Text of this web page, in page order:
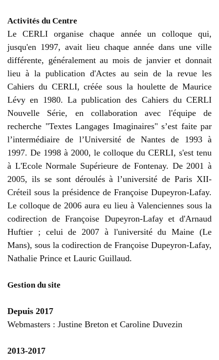
Activités du Centre
Le CERLI organise chaque année un colloque qui,
jusqu'en 1997, avait lieu chaque année dans une ville
différente, généralement au mois de janvier et donnait
lieu à la publication d'Actes au sein de la revue les
Cahiers du CERLI, créée sous la houlette de Maurice
Lévy en 1980. La publication des Cahiers du CERLI
Nouvelle Série, en collaboration avec l'équipe de
recherche "Textes Langages Imaginaires" s’est faite par
l’intermédiaire de l’Université de Nantes de 1993 à
1997. De 1998 à 2000, le colloque du CERLI, s'est tenu
à L'Ecole Normale Supérieure de Fontenay. De 2001 à
2005, ils se sont déroulés à l’université de Paris XII-
Créteil sous la présidence de Françoise Dupeyron-Lafay.
Le colloque de 2006 aura eu lieu à Valenciennes sous la
codirection de Françoise Dupeyron-Lafay et d'Arnaud
Huftier ; celui de 2007 à l'université du Maine (Le
Mans), sous la codirection de Françoise Dupeyron-Lafay,
Nathalie Prince et Lauric Guillaud.
Gestion du site
Depuis 2017
Webmasters : Justine Breton et Caroline Duvezin
2013-2017